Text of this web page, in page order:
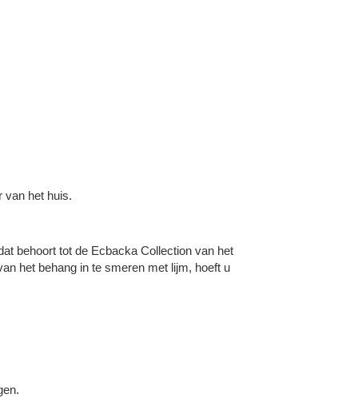
van het huis.
behoort tot de Ecbacka Collection van het
het behang in te smeren met lijm, hoeft u